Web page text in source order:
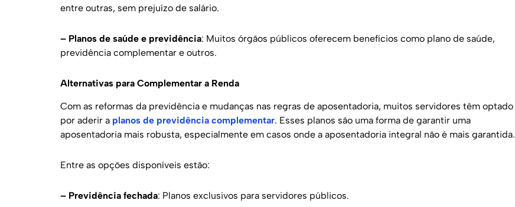
entre outras, sem prejuízo de salário.
– Planos de saúde e previdência: Muitos órgãos públicos oferecem benefícios como plano de saúde,
previdência complementar e outros.
Alternativas para Complementar a Renda
Com as reformas da previdência e mudanças nas regras de aposentadoria, muitos servidores têm optado
por aderir a planos de previdência complementar. Esses planos são uma forma de garantir uma
aposentadoria mais robusta, especialmente em casos onde a aposentadoria integral não é mais garantida.
Entre as opções disponíveis estão:
– Previdência fechada: Planos exclusivos para servidores públicos.